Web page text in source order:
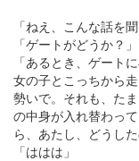
「ねえ、こんな話を
「ゲートがどうか？」
「あるとき、ゲート
女の子とこっちから
勢いで。それも、た
の中身が入れ替わっ
ら、あたし、どうし
「ははは」